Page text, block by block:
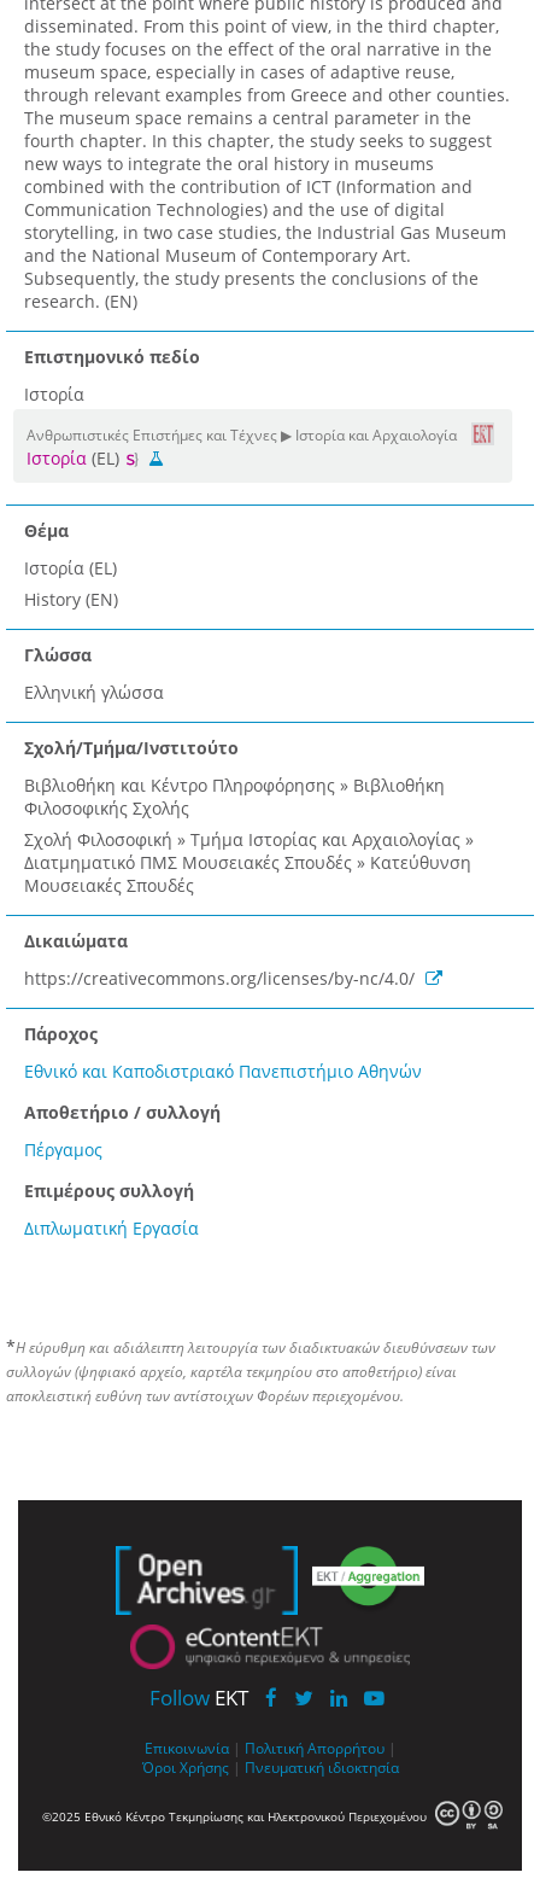
disseminated. From this point of view, in the third chapter,
the study focuses on the effect of the oral narrative in the
museum space, especially in cases of adaptive reuse,
through relevant examples from Greece and other counties.
The museum space remains a central parameter in the
fourth chapter. In this chapter, the study seeks to suggest
new ways to integrate the oral history in museums
combined with the contribution of ICT (Information and
Communication Technologies) and the use of digital
storytelling, in two case studies, the Industrial Gas Museum
and the National Museum of Contemporary Art.
Subsequently, the study presents the conclusions of the
research. (EN)
Επιστημονικό πεδίο
Ιστορία
Ανθρωπιστικές Επιστήμες και Τέχνες ▶ Ιστορία και Αρχαιολογία
Ιστορία (EL)
Θέμα
Ιστορία (EL)
History (EN)
Γλώσσα
Ελληνική γλώσσα
Σχολή/Τμήμα/Ινστιτούτο
Βιβλιοθήκη και Κέντρο Πληροφόρησης » Βιβλιοθήκη
Φιλοσοφικής Σχολής
Σχολή Φιλοσοφική » Τμήμα Ιστορίας και Αρχαιολογίας »
Διατμηματικό ΠΜΣ Μουσειακές Σπουδές » Κατεύθυνση
Μουσειακές Σπουδές
Δικαιώματα
https://creativecommons.org/licenses/by-nc/4.0/
Πάροχος
Εθνικό και Καποδιστριακό Πανεπιστήμιο Αθηνών
Αποθετήριο / συλλογή
Πέργαμος
Επιμέρους συλλογή
Διπλωματική Εργασία
*Η εύρυθμη και αδιάλειπτη λειτουργία των διαδικτυακών διευθύνσεων των
συλλογών (ψηφιακό αρχείο, καρτέλα τεκμηρίου στο αποθετήριο) είναι
αποκλειστική ευθύνη των αντίστοιχων Φορέων περιεχομένου.
Follow EKT
Επικοινωνία | Πολιτική Απορρήτου |
Όροι Χρήσης | Πνευματική ιδιοκτησία
©2025 Εθνικό Κέντρο Τεκμηρίωσης και Ηλεκτρονικού Περιεχομένου